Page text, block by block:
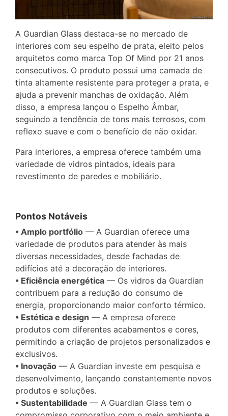
A Guardian Glass destaca-se no mercado de
interiores com seu espelho de prata, eleito pelos
arquitetos como marca Top Of Mind por 21 anos
consecutivos. O produto possui uma camada de
tinta altamente resistente para proteger a prata, e
ajuda a prevenir manchas de oxidação. Além
disso, a empresa lançou o Espelho Âmbar,
seguindo a tendência de tons mais terrosos, com
reflexo suave e com o benefício de não oxidar.
Para interiores, a empresa oferece também uma
variedade de vidros pintados, ideais para
revestimento de paredes e mobiliário.
Pontos Notáveis
• Amplo portfólio — A Guardian oferece uma
variedade de produtos para atender às mais
diversas necessidades, desde fachadas de
edifícios até a decoração de interiores.
• Eficiência energética — Os vidros da Guardian
contribuem para a redução do consumo de
energia, proporcionando maior conforto térmico.
• Estética e design — A empresa oferece
produtos com diferentes acabamentos e cores,
permitindo a criação de projetos personalizados e
exclusivos.
• Inovação — A Guardian investe em pesquisa e
desenvolvimento, lançando constantemente novos
produtos e soluções.
• Sustentabilidade — A Guardian Glass tem o